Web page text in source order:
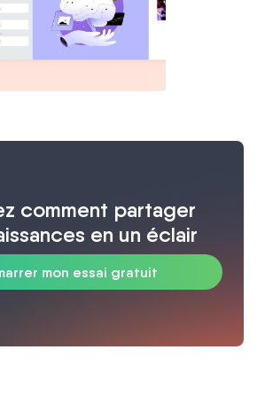
comment partager
en un éclair
mon essai gratuit